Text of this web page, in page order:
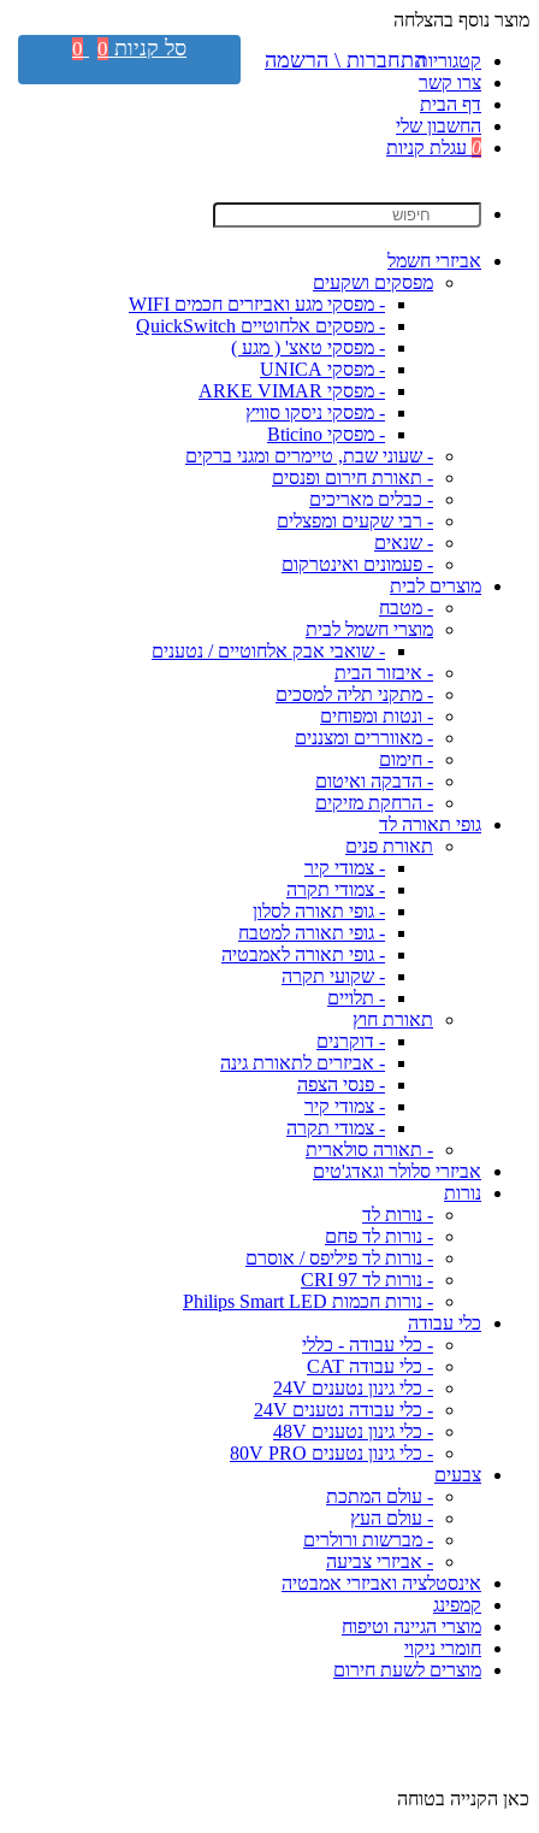
מוצר נוסף בהצלחה
קטגוריות
צרו קשר
דף הבית
החשבון שלי
0 עגלת קניות
אביזרי חשמל
מפסקים ושקעים
- מפסקי מגע ואביזרים חכמים WIFI
- מפסקים אלחוטיים QuickSwitch
- מפסקי טאצ' ( מגע )
- מפסקי UNICA
- מפסקי ARKE VIMAR
- מפסקי ניסקו סוויץ
- מפסקי Bticino
- שעוני שבת, טיימרים ומגני ברקים
- תאורת חירום ופנסים
- כבלים מאריכים
- רבי שקעים ומפצלים
- שנאים
- פעמונים ואינטרקום
מוצרים לבית
- מטבח
מוצרי חשמל לבית
- שואבי אבק אלחוטיים / נטענים
- איבזור הבית
- מתקני תליה למסכים
- ונטות ומפוחים
- מאווררים ומצננים
- חימום
- הדבקה ואיטום
- הרחקת מזיקים
גופי תאורה לד
תאורת פנים
- צמודי קיר
- צמודי תקרה
- גופי תאורה לסלון
- גופי תאורה למטבח
- גופי תאורה לאמבטיה
- שקועי תקרה
- תלויים
תאורת חוץ
- דוקרנים
- אביזרים לתאורת גינה
- פנסי הצפה
- צמודי קיר
- צמודי תקרה
- תאורה סולארית
אביזרי סלולר וגאדג'טים
נורות
- נורות לד
- נורות לד פחם
- נורות לד פיליפס / אוסרם
- נורות לד CRI 97
- נורות חכמות Philips Smart LED
כלי עבודה
- כלי עבודה - כללי
- כלי עבודה CAT
- כלי גינון נטענים 24V
- כלי עבודה נטענים 24V
- כלי גינון נטענים 48V
- כלי גינון נטענים 80V PRO
צבעים
- עולם המתכת
- עולם העץ
- מברשות ורולרים
- אביזרי צביעה
אינסטלציה ואביזרי אמבטיה
קמפינג
מוצרי הגיינה וטיפוח
חומרי ניקוי
מוצרים לשעת חירום
כאן הקנייה בטוחה
התחברות \ הרשמה סל קניות 0
0